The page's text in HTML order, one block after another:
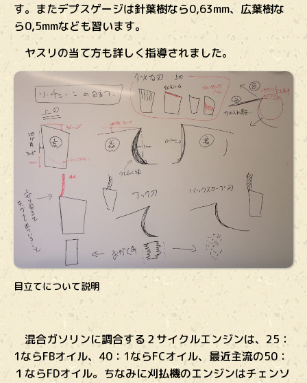
す。またデプスゲージは針葉樹なら0,63mm、広葉樹な
ら0,5mmなども習います。
ヤスリの当て方も詳しく指導されました。
目立てについて説明
混合ガソリンに調合する２サイクルエンジンは、25：
1ならFBオイル、40：1ならFCオイル、最近主流の50：
１ならFDオイル。ちなみに刈払機のエンジンはチェンソ